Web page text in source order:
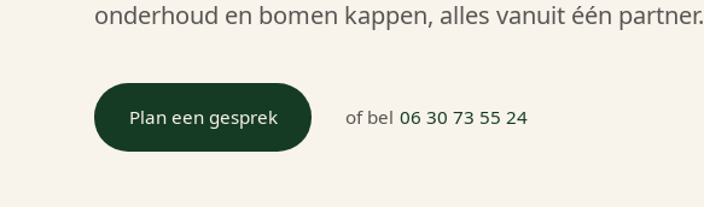
onderhoud en bomen kappen, alles vanuit één partner.
Plan een gesprek of bel 06 30 73 55 24